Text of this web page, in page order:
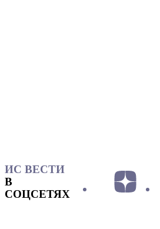
ИС ВЕСТИ
В
СОЦСЕТЯХ